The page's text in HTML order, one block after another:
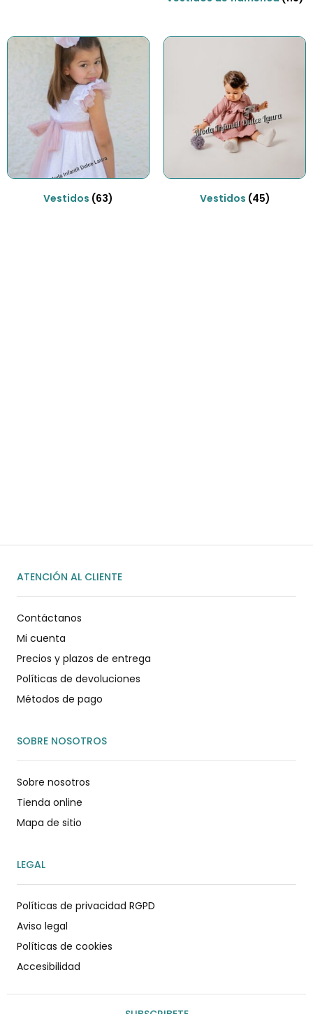
Vestidos (63) Vestidos (45)
ATENCIÓN AL CLIENTE
Contáctanos
Mi cuenta
Precios y plazos de entrega
Políticas de devoluciones
Métodos de pago
SOBRE NOSOTROS
Sobre nosotros
Tienda online
Mapa de sitio
LEGAL
Políticas de privacidad RGPD
Aviso legal
Políticas de cookies
Accesibilidad